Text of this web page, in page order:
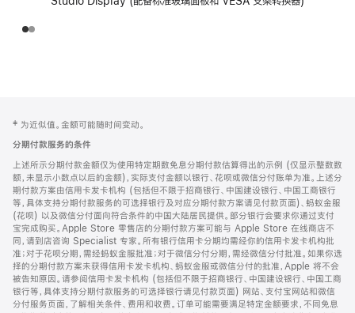
页
页
脚
注
‡ 为近似值。金额可能随时间变动。
分期付款服务的条件
上述所示分期付款金额仅为使用特定期数免息分期付款估算得出的示例 (仅显示整数数
额，未显示小数点以后的金额)，实际支付金额以银行、花呗或微信分付账单为准。上述分
期付款方案由信用卡发卡机构 (包括但不限于招商银行、中国建设银行、中国工商银行
等，具体支持分期付款服务的可选择银行及对应分期付款方案请见付款页面)、蚂蚁金服
(花呗) 以及微信分付面向符合条件的中国大陆居民提供。部分银行会要求你通过支付
宝完成购买。Apple Store 零售店的分期付款方案可能与 Apple Store 在线商店不
同，请到店咨询 Specialist 专家。所有银行信用卡分期均需经你的信用卡发卡机构批
准；对于花呗分期，需经蚂蚁金服批准；对于微信分付分期，需经微信分付批准。如果你选
择的分期付款方案未获得信用卡发卡机构、蚂蚁金服或微信分付的批准，Apple 将不会
被告知原因。请参阅信用卡发卡机构 (包括但不限于招商银行、中国建设银行、中国工商
银行等，具体支持分期付款服务的可选择银行请见付款页面) 网站、支付宝网站和微信
分付服务页面，了解相关条件、费用和收费。订单可能需要满足特定金额要求，不同免息